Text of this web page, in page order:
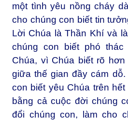
một tình yêu nồng cháy
cho chúng con biết tin
Lời Chúa là Thần Khí và
chúng con biết phó
Chúa, vì Chúa biết rõ
giữa thế gian đầy cám
con biết yêu Chúa trên
bằng cả cuộc đời chúng
đổi chúng con, làm cho